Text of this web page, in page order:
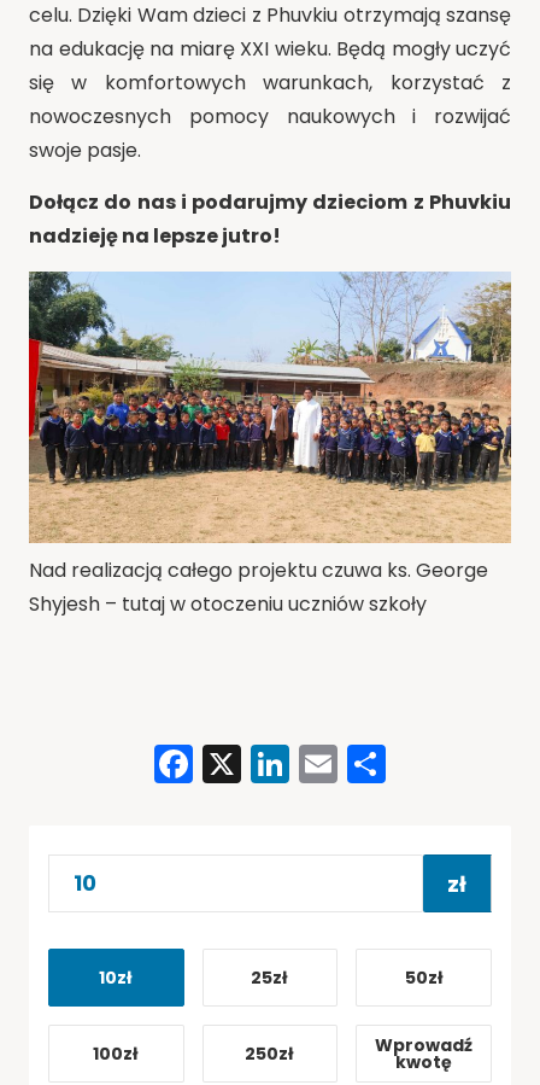
celu. Dzięki Wam dzieci z Phuvkiu otrzymają szansę
na edukację na miarę XXI wieku. Będą mogły uczyć
się w komfortowych warunkach, korzystać z
nowoczesnych pomocy naukowych i rozwijać
swoje pasje.
Dołącz do nas i podarujmy dzieciom z Phuvkiu
nadzieję na lepsze jutro!
Nad realizacją całego projektu czuwa ks. George
Shyjesh – tutaj w otoczeniu uczniów szkoły
Facebook
X LinkedIn
Email
zł
10zł 25zł 50zł
100zł 250zł Wprowadź
kwotę